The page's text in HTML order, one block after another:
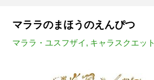
マララのまほうのえんぴつ
マララ・ユスフザイ , キャラスクエット